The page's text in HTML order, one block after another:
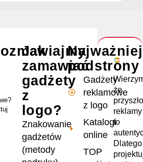
że
reklamy
to
Dlatego
podstrony
Gadżety
reklamowe
z logo
Katalogi
online
TOP
Jak
zamawiać
gadżety
z
logo?
Znakowanie
gadżetów
(metody